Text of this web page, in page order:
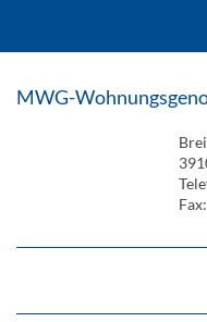
MWG-
Fax: